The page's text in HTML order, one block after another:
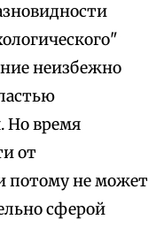
неизбежно
Но время
от
потому не может
сферой